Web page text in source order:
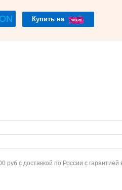
Купить на
с доставкой по России с гарантией